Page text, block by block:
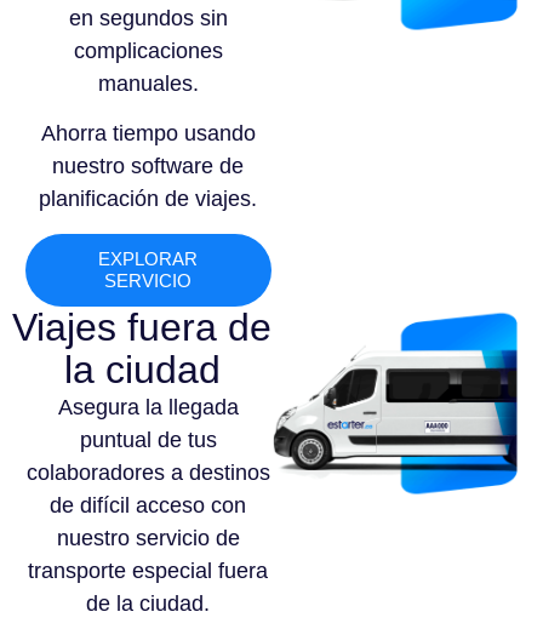
en segundos sin
complicaciones
manuales.
Ahorra tiempo usando
nuestro software de
planificación de viajes.
EXPLORAR
SERVICIO
Viajes fuera de
la ciudad
Asegura la llegada
puntual de tus
colaboradores a destinos
de difícil acceso con
nuestro servicio de
transporte especial fuera
de la ciudad.